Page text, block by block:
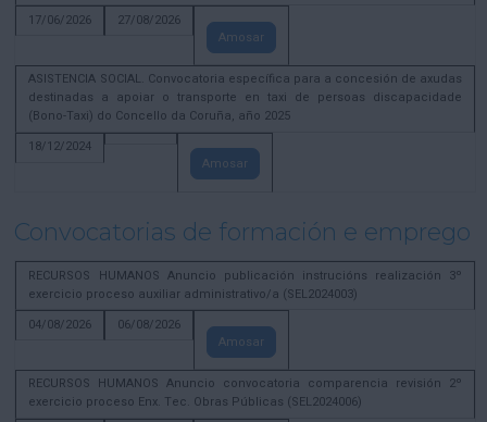
17/06/2026
27/08/2026
Amosar
ASISTENCIA SOCIAL. Convocatoria específica para a concesión de axudas
destinadas a apoiar o transporte en taxi de persoas discapacidade
(Bono-Taxi) do Concello da Coruña, año 2025
18/12/2024
Amosar
Convocatorias de formación e emprego
RECURSOS HUMANOS Anuncio publicación instrucións realización 3º
exercicio proceso auxiliar administrativo/a (SEL2024003)
04/08/2026
06/08/2026
Amosar
RECURSOS HUMANOS Anuncio convocatoria comparencia revisión 2º
exercicio proceso Enx. Tec. Obras Públicas (SEL2024006)